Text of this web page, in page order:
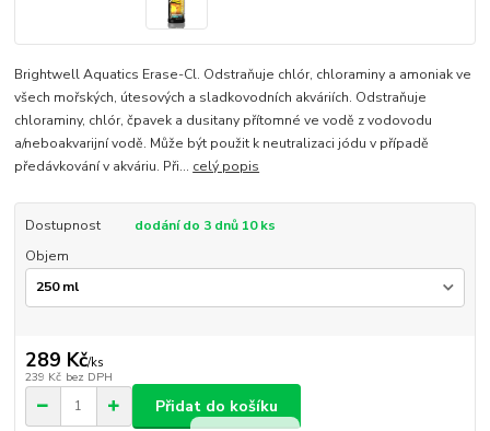
Brightwell Aquatics Erase-Cl. Odstraňuje chlór, chloraminy a amoniak ve
všech mořských, útesových a sladkovodních akváriích. Odstraňuje
chloraminy, chlór, čpavek a dusitany přítomné ve vodě z vodovodu
a/neboakvarijní vodě. Může být použit k neutralizaci jódu v případě
předávkování v akváriu. Při... celý popis
Dostupnost
dodání do 3 dnů 10 ks
Objem
289 Kč/ks
239 Kč bez DPH
Přidat do košíku